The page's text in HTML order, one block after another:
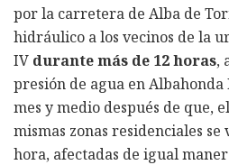
por la carretera de Alba de
hidráulico a los vecinos de la
IV durante más de 12 horas,
presión de agua en
mes y medio después de que,
mismas zonas residenciales
hora, afectadas de igual